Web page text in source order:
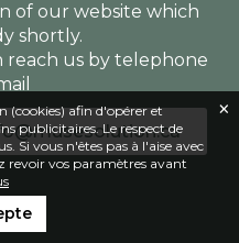
of our website which
shortly.
reach us by telephone
(cookies) afin d'opérer et
publicitaires. Le respect de
Si vous n'êtes pas à l'aise avec
revoir vos paramètres avant